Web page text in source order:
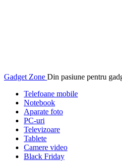
Gadget Zone Din pasiune pentru
Telefoane mobile
Notebook
Aparate foto
PC-uri
Televizoare
Tablete
Camere video
Black Friday